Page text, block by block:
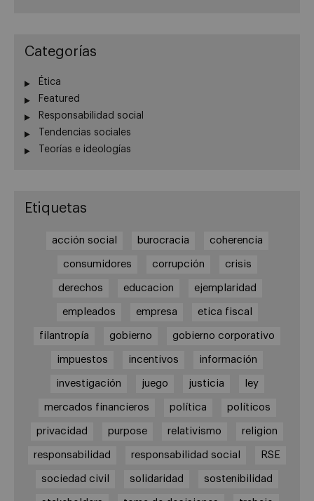
Categorías
Ética
Featured
Responsabilidad social
Tendencias sociales
Teorías e ideologías
Etiquetas
acción social burocracia coherencia
consumidores corrupción crisis
derechos educacion ejemplaridad
empleados empresa etica fiscal
filantropía gobierno gobierno corporativo
impuestos incentivos información
investigación juego justicia ley
mercados financieros política políticos
privacidad purpose relativismo religion
responsabilidad responsabilidad social RSE
sociedad civil solidaridad sostenibilidad